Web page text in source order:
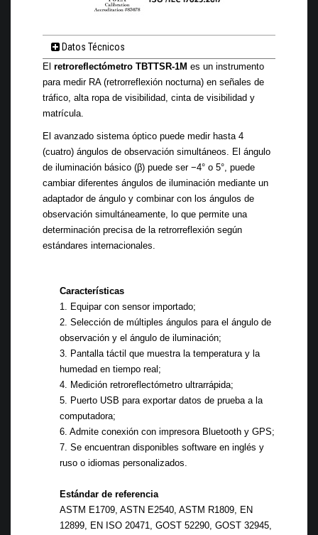
Datos Técnicos
El retroreflectómetro TBTTSR-1M es un instrumento
para medir RA (retrorreflexión nocturna) en señales de
tráfico, alta ropa de visibilidad, cinta de visibilidad y
matrícula.
El avanzado sistema óptico puede medir hasta 4
(cuatro) ángulos de observación simultáneos. El ángulo
de iluminación básico (β) puede ser −4° o 5°, puede
cambiar diferentes ángulos de iluminación mediante un
adaptador de ángulo y combinar con los ángulos de
observación simultáneamente, lo que permite una
determinación precisa de la retrorreflexión según
estándares internacionales.
Características
1. Equipar con sensor importado;
2. Selección de múltiples ángulos para el ángulo de
observación y el ángulo de iluminación;
3. Pantalla táctil que muestra la temperatura y la
humedad en tiempo real;
4. Medición retroreflectómetro ultrarrápida;
5. Puerto USB para exportar datos de prueba a la
computadora;
6. Admite conexión con impresora Bluetooth y GPS;
7. Se encuentran disponibles software en inglés y
ruso o idiomas personalizados.
Estándar de referencia
ASTM E1709, ASTN E2540, ASTM R1809, EN
12899, EN ISO 20471, GOST 52290, GOST 32945,